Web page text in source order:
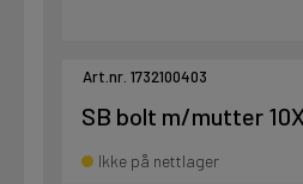
Art.nr. 1732100403
SB bolt m/mutter
Ikke på nettlager